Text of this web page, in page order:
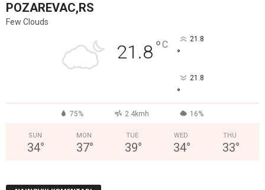
POZAREVAC,RS
Few Clouds
21.8°C 21.8
°
21.8
°
75% 2.4kmh 16%
SUN
34°
MON
37°
TUE
39°
WED
34°
THU
33°